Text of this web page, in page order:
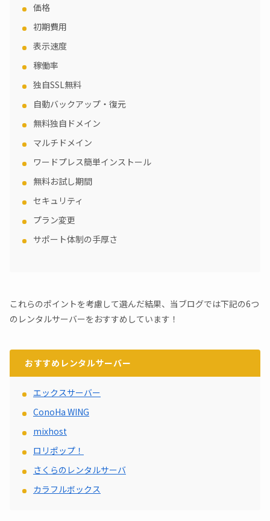
価格
初期費用
表示速度
稼働率
独自SSL無料
自動バックアップ・復元
無料独自ドメイン
マルチドメイン
ワードプレス簡単インストール
無料お試し期間
セキュリティ
プラン変更
サポート体制の手厚さ
これらのポイントを考慮して選んだ結果、当ブログでは下記の6つ
のレンタルサーバーをおすすめしています！
おすすめレンタルサーバー
エックスサーバー
ConoHa WING
mixhost
ロリポップ！
さくらのレンタルサーバ
カラフルボックス